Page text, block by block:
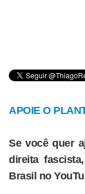
APOIE O
Se você quer
direita
Brasil no